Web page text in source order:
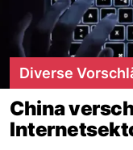
Diverse
China